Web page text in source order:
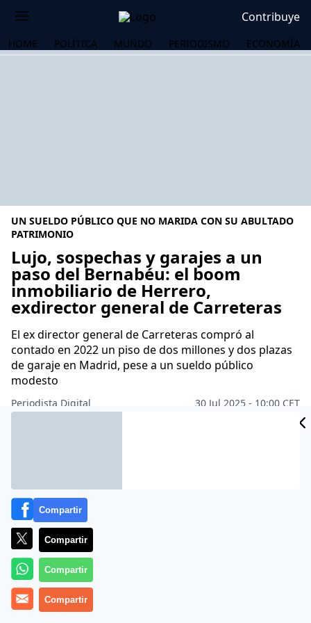
Contribuye
HOME POLÍTICA MUNDO PERIODISMO ECONOMÍA
UN SUELDO PÚBLICO QUE NO MARIDA CON SU ABULTADO
PATRIMONIO
Lujo, sospechas y garajes a un
paso del Bernabéu: el boom
inmobiliario de Herrero,
exdirector general de Carreteras
El ex director general de Carreteras compró al
contado en 2022 un piso de dos millones y dos plazas
de garaje en Madrid, pese a un sueldo público
modesto
Periodista Digital
30 Jul 2025 - 10:00 CET
Compartir
Compartir
Compartir
Compartir